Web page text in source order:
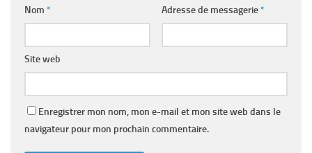
Nom * Adresse de messagerie*
Site web
Enregistrer mon nom, mon e-mail et mon site web dans le
navigateur pour mon prochain commentaire.